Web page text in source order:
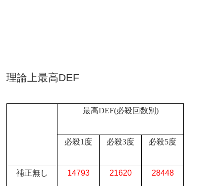
理論上最高DEF
最高DEF(必殺回数別 )
必殺1 度 必殺3度 必殺5度
補正無し 14793 21620 28448